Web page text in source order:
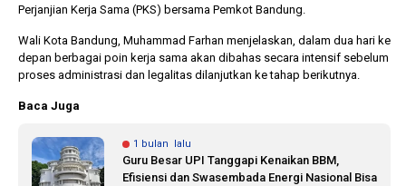
Perjanjian Kerja Sama (PKS) bersama Pemkot Bandung.
Wali Kota Bandung, Muhammad Farhan menjelaskan, dalam dua hari ke
depan berbagai poin kerja sama akan dibahas secara intensif sebelum
proses administrasi dan legalitas dilanjutkan ke tahap berikutnya.
Baca Juga
1 bulan lalu
Guru Besar UPI Tanggapi Kenaikan BBM,
Efisiensi dan Swasembada Energi Nasional Bisa